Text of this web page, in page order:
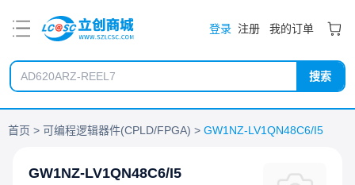
登录 注册 我的订单
搜索
首页 可编程逻辑器件(CPLD/FPGA) GW1NZ-LV1QN48C6/I5
GW1NZ-LV1QN48C6/I5